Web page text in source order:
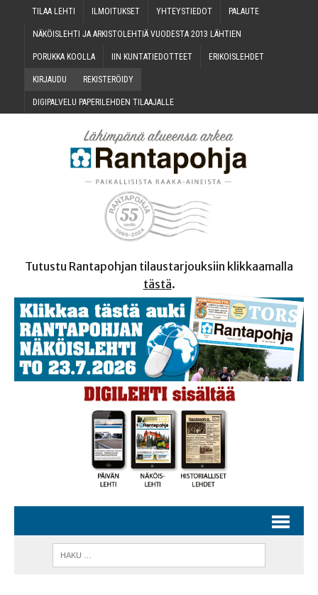
TILAA LEH­TI ILMOI­TUK­SET YHTEYS­TIE­DOT PALAU­TE
NÄKÖIS­LEH­TI JA ARKIS­TO­LEH­TIÄ VUO­DES­TA 2013 LÄHTIEN
PORUK­KA KOOLLA IIN KUN­TA­TIE­DOT­TEET ERI­KOIS­LEH­DET
KIR­JAU­DU REKIS­TE­RÖI­DY
DIGI­PAL­VE­LU PAPE­RI­LEH­DEN TILAAJALLE
Tutustu Rantapohjan tilaustarjouksiin klikkaamalla
tästä.